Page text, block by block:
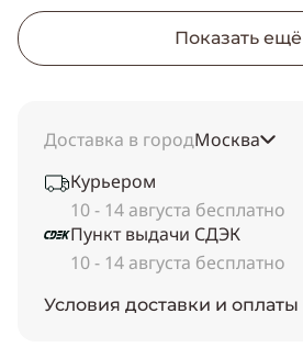
Показать ещё
Доставка в городМосква
Курьером
10 - 14 августа бесплатно
Пункт выдачи СДЭК
10 - 14 августа бесплатно
Условия доставки и оплаты